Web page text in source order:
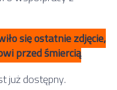
się ostatnie zdjęcie,
przed śmiercią
już dostępny.